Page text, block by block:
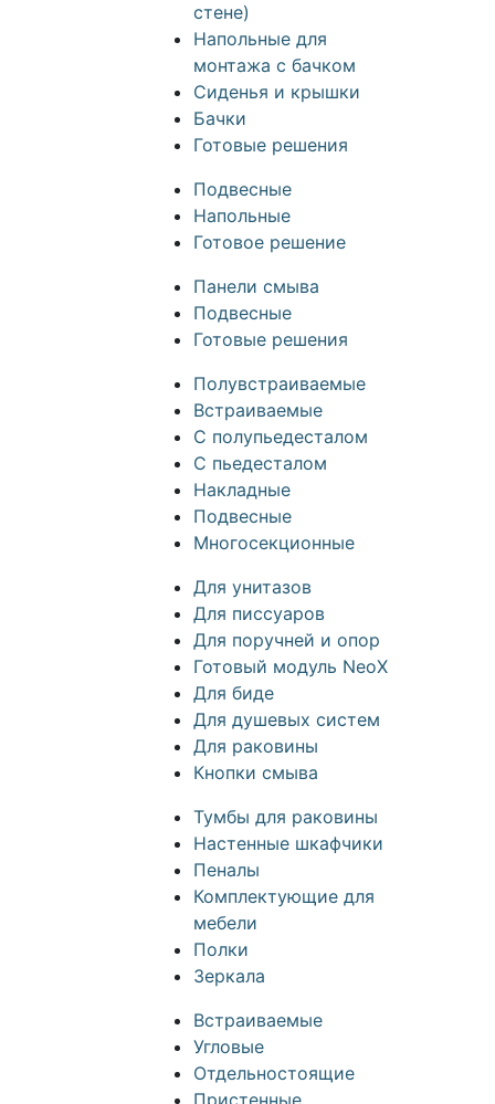
стене)
Напольные для
монтажа с бачком
Сиденья и крышки
Бачки
Готовые решения
Подвесные
Напольные
Готовое решение
Панели смыва
Подвесные
Готовые решения
Полувстраиваемые
Встраиваемые
С полупьедесталом
С пьедесталом
Накладные
Подвесные
Многосекционные
Для унитазов
Для писсуаров
Для поручней и опор
Готовый модуль NeoX
Для биде
Для душевых систем
Для раковины
Кнопки смыва
Тумбы для раковины
Настенные шкафчики
Пеналы
Комплектующие для
мебели
Полки
Зеркала
Встраиваемые
Угловые
Отдельностоящие
Пристенные